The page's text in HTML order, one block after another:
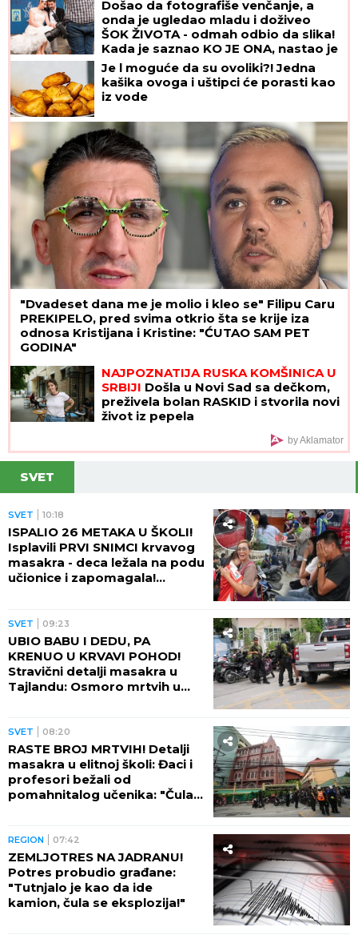
Došao da fotografiše venčanje, a
onda je ugledao mladu i doživeo
ŠOK ŽIVOTA - odmah odbio da slika!
Kada je saznao KO JE ONA, nastao je
opšti HAOS
Je l moguće da su ovoliki?! Jedna
kašika ovoga i uštipci će porasti kao
iz vode
"Dvadeset dana me je molio i kleo se" Filipu Caru
PREKIPELO, pred svima otkrio šta se krije iza
odnosa Kristijana i Kristine: "ĆUTAO SAM PET
GODINA"
NAJPOZNATIJA RUSKA KOMŠINICA U
SRBIJI Došla u Novi Sad sa dečkom,
preživela bolan RASKID i stvorila novi
život iz pepela
by Aklamator
SVET
SVET 10:18
ISPALIO 26 METAKA U ŠKOLI!
Isplavili PRVI SNIMCI krvavog
masakra - deca ležala na podu
učionice i zapomagala!
SVET 09:23
UBIO BABU I DEDU, PA
KRENUO U KRVAVI POHOD!
Stravični detalji masakra u
Tajlandu: Osmoro mrtvih u
SVET 08:20
RASTE BROJ MRTVIH! Detalji
masakra u elitnoj školi: Đaci i
profesori bežali od
pomahnitalog učenika: "Čula
REGION 07:42
ZEMLJOTRES NA JADRANU!
Potres probudio građane:
"Tutnjalo je kao da ide
kamion, čula se eksplozija!"